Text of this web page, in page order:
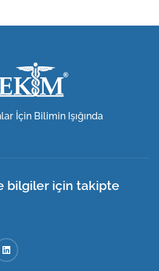
İçin Bilimin Işığında
bilgiler için takipte